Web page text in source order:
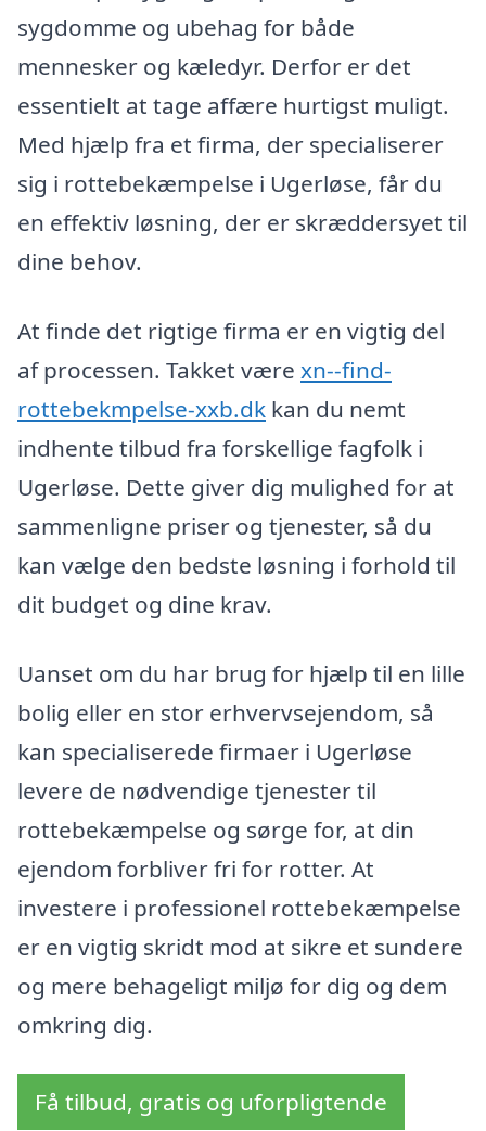
sygdomme og ubehag for både
mennesker og kæledyr. Derfor er det
essentielt at tage affære hurtigst muligt.
Med hjælp fra et firma, der specialiserer
sig i rottebekæmpelse i Ugerløse, får du
en effektiv løsning, der er skræddersyet til
dine behov.
At finde det rigtige firma er en vigtig del
af processen. Takket være xn--find-
rottebekmpelse-xxb.dk kan du nemt
indhente tilbud fra forskellige fagfolk i
Ugerløse. Dette giver dig mulighed for at
sammenligne priser og tjenester, så du
kan vælge den bedste løsning i forhold til
dit budget og dine krav.
Uanset om du har brug for hjælp til en lille
bolig eller en stor erhvervsejendom, så
kan specialiserede firmaer i Ugerløse
levere de nødvendige tjenester til
rottebekæmpelse og sørge for, at din
ejendom forbliver fri for rotter. At
investere i professionel rottebekæmpelse
er en vigtig skridt mod at sikre et sundere
og mere behageligt miljø for dig og dem
omkring dig.
Få tilbud, gratis og uforpligtende